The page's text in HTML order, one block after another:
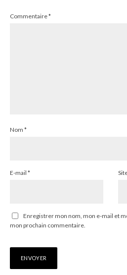
Commentaire*
Nom *
E-mail *
Enregistrer mon nom, mon e-mail et
mon prochain commentaire.